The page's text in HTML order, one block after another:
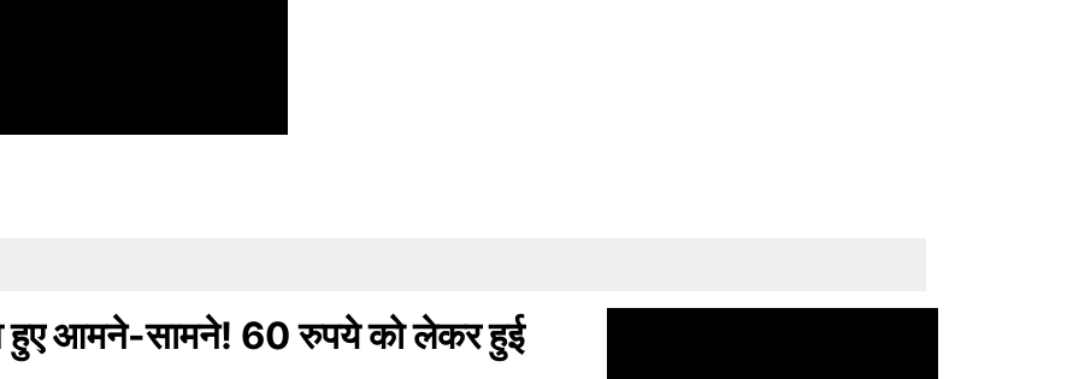
हुए आमने-सामने! 60 रुपये को लेकर हुई